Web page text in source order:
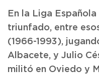
En la Liga
triunfado, entre
(1966-1993),
Albacete, y Julio
militó en Oviedo y